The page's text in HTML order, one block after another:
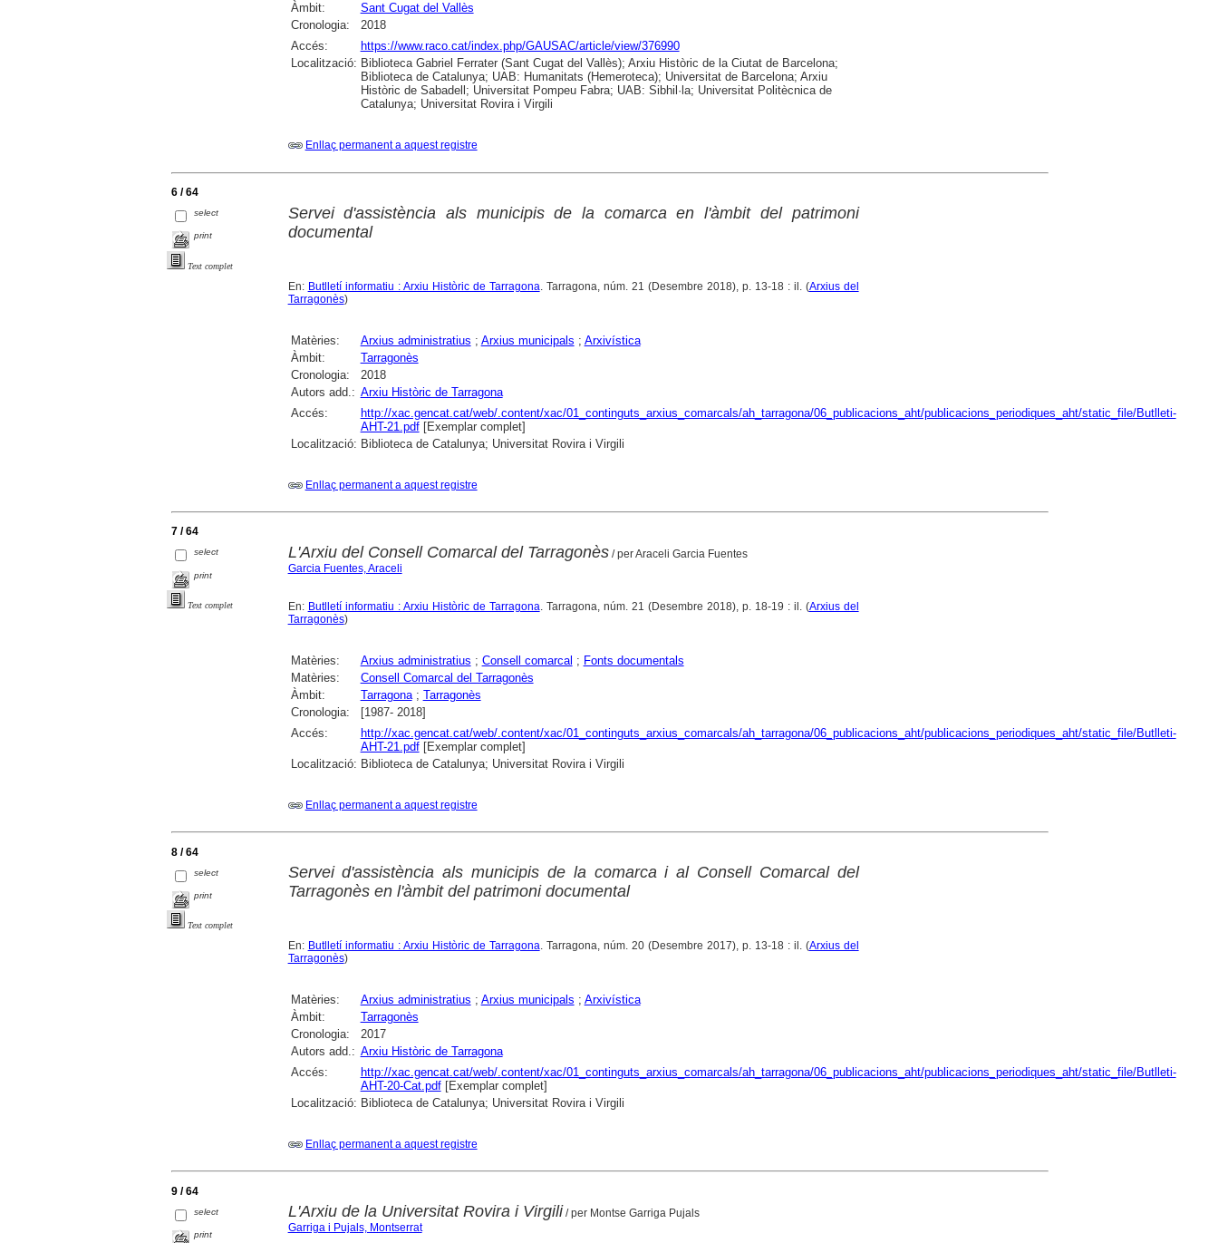
Àmbit:
Sant Cugat del Vallès
Cronologia:
2018
Accés:
https://www.raco.cat/index.php/GAUSAC/article/view/376990
Localització: Biblioteca Gabriel Ferrater (Sant Cugat del Vallès); Arxiu Històric de la Ciutat de Barcelona;
Biblioteca de Catalunya; UAB: Humanitats (Hemeroteca); Universitat de Barcelona; Arxiu
Històric de Sabadell; Universitat Pompeu Fabra; UAB: Sibhil·la; Universitat Politècnica de
Catalunya; Universitat Rovira i Virgili
Enllaç permanent a aquest registre
6 / 64
select
print
Text complet
Servei d'assistència als municipis de la comarca en l'àmbit del patrimoni
documental
En: Butlletí informatiu : Arxiu Històric de Tarragona . Tarragona, núm. 21 (Desembre 2018), p. 13-18 : il. (Arxius del
Tarragonès)
Matèries: Arxius administratius ; Arxius municipals ; Arxivística
Àmbit:
Tarragonès
Cronologia:
2018
Autors add.: Arxiu Històric de Tarragona
Accés:
http://xac.gencat.cat/web/.content/xac/01_continguts_arxius_comarcals/ah_tarragona/06_publicacions_aht/publicacions_periodiques_aht/static_file/Butlleti-
AHT-21.pdf[Exemplar complet]
Localització: Biblioteca de Catalunya; Universitat Rovira i Virgili
Enllaç permanent a aquest registre
7 / 64
select
print
Text complet
L'Arxiu del Consell Comarcal del Tarragonès/ per Araceli Garcia Fuentes
Garcia Fuentes, Araceli
En: Butlletí informatiu : Arxiu Històric de Tarragona . Tarragona, núm. 21 (Desembre 2018), p. 18-19 : il. (Arxius del
Tarragonès)
Matèries: Arxius administratius ; Consell comarcal ; Fonts documentals
Matèries:
Consell Comarcal del Tarragonès
Àmbit:
Tarragona; Tarragonès
Cronologia:
[1987- 2018]
Accés:
http://xac.gencat.cat/web/.content/xac/01_continguts_arxius_comarcals/ah_tarragona/06_publicacions_aht/publicacions_periodiques_aht/static_file/Butlleti-
AHT-21.pdf[Exemplar complet]
Localització: Biblioteca de Catalunya; Universitat Rovira i Virgili
Enllaç permanent a aquest registre
8 / 64
select
print
Text complet
Servei d'assistència als municipis de la comarca i al Consell Comarcal del
Tarragonès en l'àmbit del patrimoni documental
En: Butlletí informatiu : Arxiu Històric de Tarragona . Tarragona, núm. 20 (Desembre 2017), p. 13-18 : il. (Arxius del
Tarragonès)
Matèries: Arxius administratius ; Arxius municipals ; Arxivística
Àmbit:
Tarragonès
Cronologia:
2017
Autors add.: Arxiu Històric de Tarragona
Accés:
http://xac.gencat.cat/web/.content/xac/01_continguts_arxius_comarcals/ah_tarragona/06_publicacions_aht/publicacions_periodiques_aht/static_file/Butlleti-
AHT-20-Cat.pdf[Exemplar complet]
Localització: Biblioteca de Catalunya; Universitat Rovira i Virgili
Enllaç permanent a aquest registre
9 / 64
select
print
L'Arxiu de la Universitat Rovira i Virgili/ per Montse Garriga Pujals
Garriga i Pujals, Montserrat